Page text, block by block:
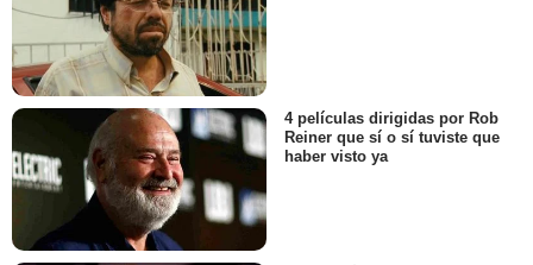
4 películas dirigidas por Rob
Reiner que sí o sí tuviste que
haber visto ya